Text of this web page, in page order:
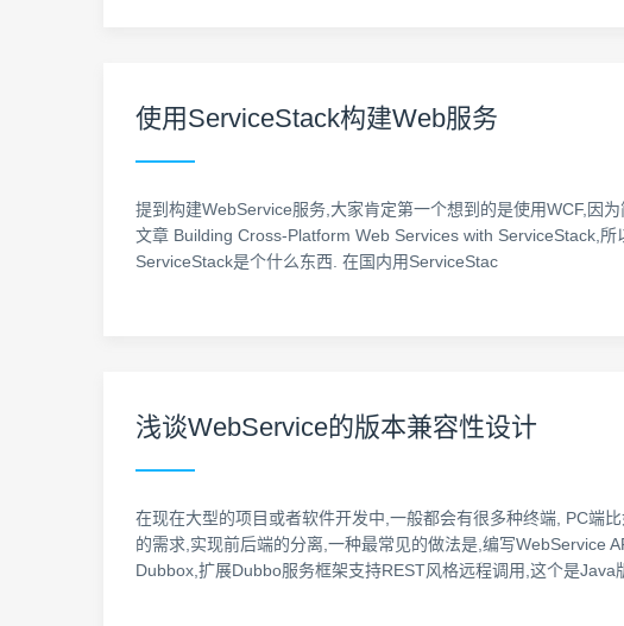
使用ServiceStack构建Web服务
提到构建WebService服务,大家肯定第一个想到的是使用WCF,因
文章 Building Cross-Platform Web Services with ServiceStack,
ServiceStack是个什么东西. 在国内用ServiceStac
浅谈WebService的版本兼容性设计
在现在大型的项目或者软件开发中,一般都会有很多种终端, PC端
的需求,实现前后端的分离,一种最常见的做法是,编写WebService
Dubbox,扩展Dubbo服务框架支持REST风格远程调用,这个是Java